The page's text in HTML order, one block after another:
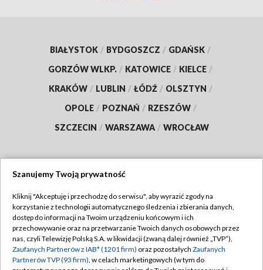
BIAŁYSTOK / BYDGOSZCZ / GDAŃSK /
GORZÓW WLKP. / KATOWICE / KIELCE /
KRAKÓW / LUBLIN / ŁÓDŹ / OLSZTYN /
OPOLE / POZNAŃ / RZESZÓW /
SZCZECIN / WARSZAWA / WROCŁAW
TVP
Abonament TVP
Emisja w TVP
Centrum informacji TVP
Regulamin TVP
Polityka prywatności
Szanujemy Twoją prywatność
Kliknij "Akceptuję i przechodzę do serwisu", aby wyrazić zgody na
korzystanie z technologii automatycznego śledzenia i zbierania danych,
dostęp do informacji na Twoim urządzeniu końcowym i ich
przechowywanie oraz na przetwarzanie Twoich danych osobowych przez
nas, czyli Telewizję Polską S.A. w likwidacji (zwaną dalej również „TVP”),
Zaufanych Partnerów z IAB* (1201 firm) oraz pozostałych Zaufanych
Partnerów TVP (93 firm), w celach marketingowych (w tym do